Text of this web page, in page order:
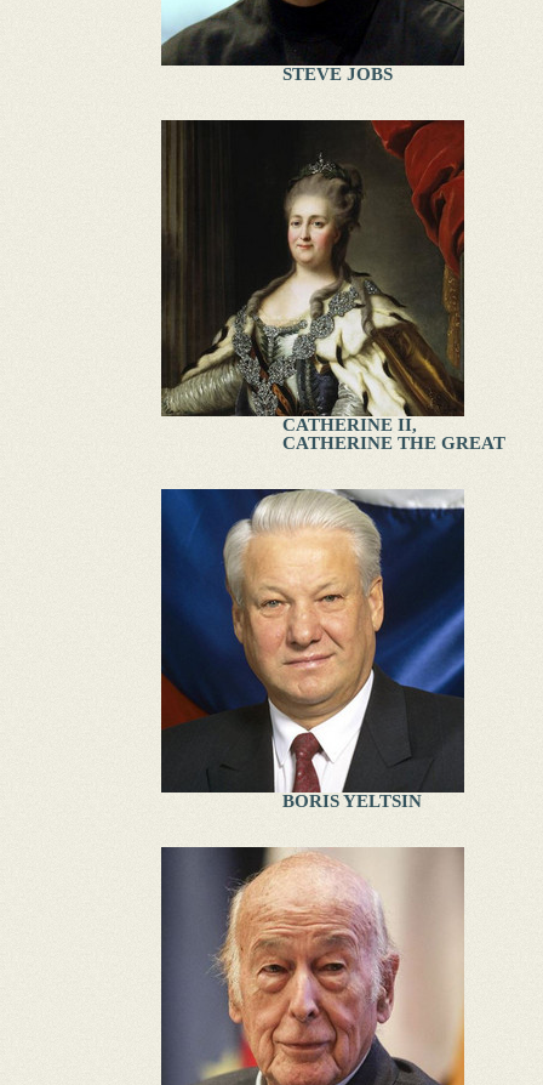
STEVE JOBS
CATHERINE II,
CATHERINE THE GREAT
BORIS YELTSIN